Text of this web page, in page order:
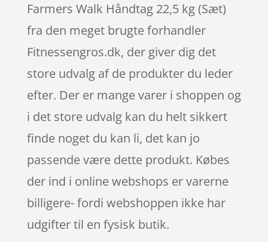
Farmers Walk Håndtag 22,5 kg (Sæt)
fra den meget brugte forhandler
Fitnessengros.dk, der giver dig det
store udvalg af de produkter du leder
efter. Der er mange varer i shoppen og
i det store udvalg kan du helt sikkert
finde noget du kan li, det kan jo
passende være dette produkt. Købes
der ind i online webshops er varerne
billigere- fordi webshoppen ikke har
udgifter til en fysisk butik.